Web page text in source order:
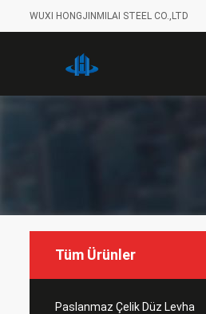
WUXI HONGJINMILAI STEEL CO.,LTD
Tüm Ürünler
Paslanmaz Çelik Düz Levha